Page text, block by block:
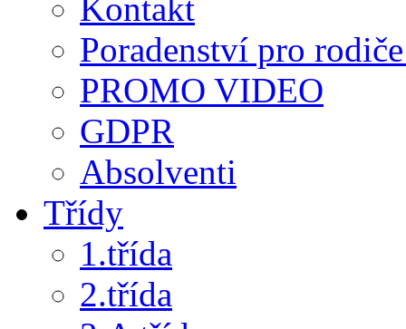
Kontakt
Poradenství pro
PROMO VIDEO
GDPR
Absolventi
Třídy
1.třída
2.třída